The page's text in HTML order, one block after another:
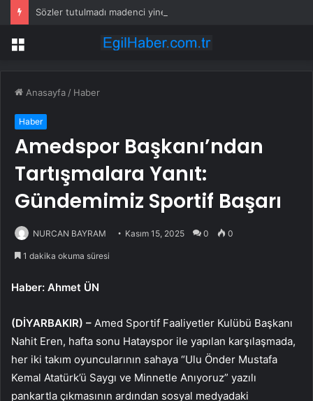
Sözler tutulmadı madenci yine eylemde
Menü
Anasayfa / Haber
Haber
Amedspor Başkanı’ndan
Tartışmalara Yanıt:
Gündemimiz Sportif Başarı
NURCAN BAYRAM Kasım 15, 2025 0 0
1 dakika okuma süresi
Haber: Ahmet ÜN
(DİYARBAKIR) – Amed Sportif Faaliyetler Kulübü Başkanı
Nahit Eren, hafta sonu Hatayspor ile yapılan karşılaşmada,
her iki takım oyuncularının sahaya “Ulu Önder Mustafa
Kemal Atatürk’ü Saygı ve Minnetle Anıyoruz” yazılı
pankartla çıkmasının ardından sosyal medyadaki